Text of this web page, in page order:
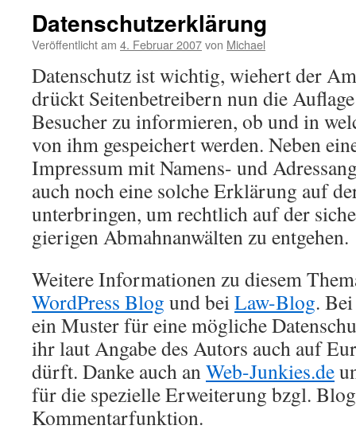
Datenschutzerklärung
Veröffentlicht am 4. Februar 2007von Michael
Datenschutz ist wichtig, wiehert der
drückt Seitenbetreibern nun die
Besucher zu informieren, ob und in
von ihm gespeichert werden. Neben
Impressum mit Namens- und
auch noch eine solche Erklärung auf
unterbringen, um rechtlich auf der
gierigen Abmahnanwälten zu entgehen.
Weitere Informationen zu diesem
WordPress Blog und beiLaw-Blog.
ein Muster für eine mögliche
ihr laut Angabe des Autors auch auf
dürft. Danke auch anWeb-Junkies.de
für die spezielle Erweiterung bzgl.
Kommentarfunktion.